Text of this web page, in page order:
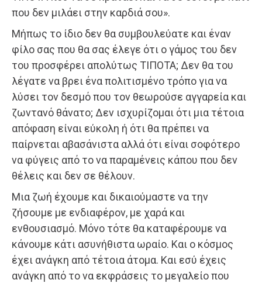
που δεν μιλάει στην καρδιά σου».
Μήπως το ίδιο δεν θα συμβουλεύατε και έναν
φίλο σας που θα σας έλεγε ότι ο γάμος του δεν
του προσφέρει απολύτως ΤΙΠΟΤΑ; Δεν θα του
λέγατε να βρει ένα πολιτισμένο τρόπο για να
λύσει τον δεσμό που τον θεωρούσε αγγαρεία και
ζωντανό θάνατο; Δεν ισχυρίζομαι ότι μια τέτοια
απόφαση είναι εύκολη ή ότι θα πρέπει να
παίρνεται αβασάνιστα αλλά ότι είναι σοφότερο
να φύγεις από το να παραμένεις κάπου που δεν
θέλεις και δεν σε θέλουν.
Μια ζωή έχουμε και δικαιούμαστε να την
ζήσουμε με ενδιαφέρον, με χαρά και
ενθουσιασμό. Μόνο τότε θα καταφέρουμε να
κάνουμε κάτι ασυνήθιστα ωραίο. Και ο κόσμος
έχει ανάγκη από τέτοια άτομα. Και εσύ έχεις
ανάγκη από το να εκφράσεις το μεγαλείο που